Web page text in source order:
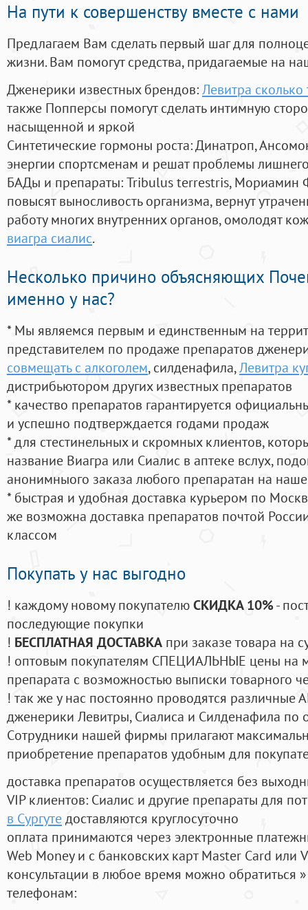
На пути к совершенству вместе с нами
Предлагаем Вам сделать первый шаг для
жизни. Вам помогут средства, придагаемые на
Дженерики известных брендов:Левитра сколько
также Попперсы помогут сделать интимную
насыщенной и яркой
Синтетические гормоны роста: Динатроп,
энергии спортсменам и решат проблемы
БАДы и препараты:Tribulus terrestris, Мориамин
повысят выносливость организма, вернут
работу многих внутренних органов, омолодят
виагра сиалис.
Несколько причино объясняющих
именно у нас?
* Мы являемся первым и единственным на
представителем по продаже препаратов
совмещать с алкоголем, силденафила,Левитра
дистрибьютором других известных препаратов
* качество препаратов гарантируется
и успешно подтверждается годами продаж
* для стестинельных и скромных клиентов,
название Виагра или Сиалис в аптеке вслух,
анонимныого заказа любого препаратан на
* быстрая и удобная доставка курьером по
же возможна доставка препаратов почтой
классом
Покупать у нас выгодно
! каждому новому покупателюСКИДКА 10%-
последующие покупки
! БЕСПЛАТНАЯ ДОСТАВКА при заказе товара на
! оптовым покупателям СПЕЦИАЛЬНЫЕ цены на
препарата с возможностью выписки товарного
! так же у нас постоянно проводятся
дженерики Левитры, Сиалиса и Силденафила по
Cотрудники нашей фирмы прилагают
приобретение препаратов удобным для
доставка препаратов осуществляется без
VIP клиентов: Сиалис и другие препараты для
в Сургутедоставляются круглосуточно
оплата принимаются через электронные
Web Money и с банковских карт Master Card или
консультации в любое время можно обратиться
телефонам: